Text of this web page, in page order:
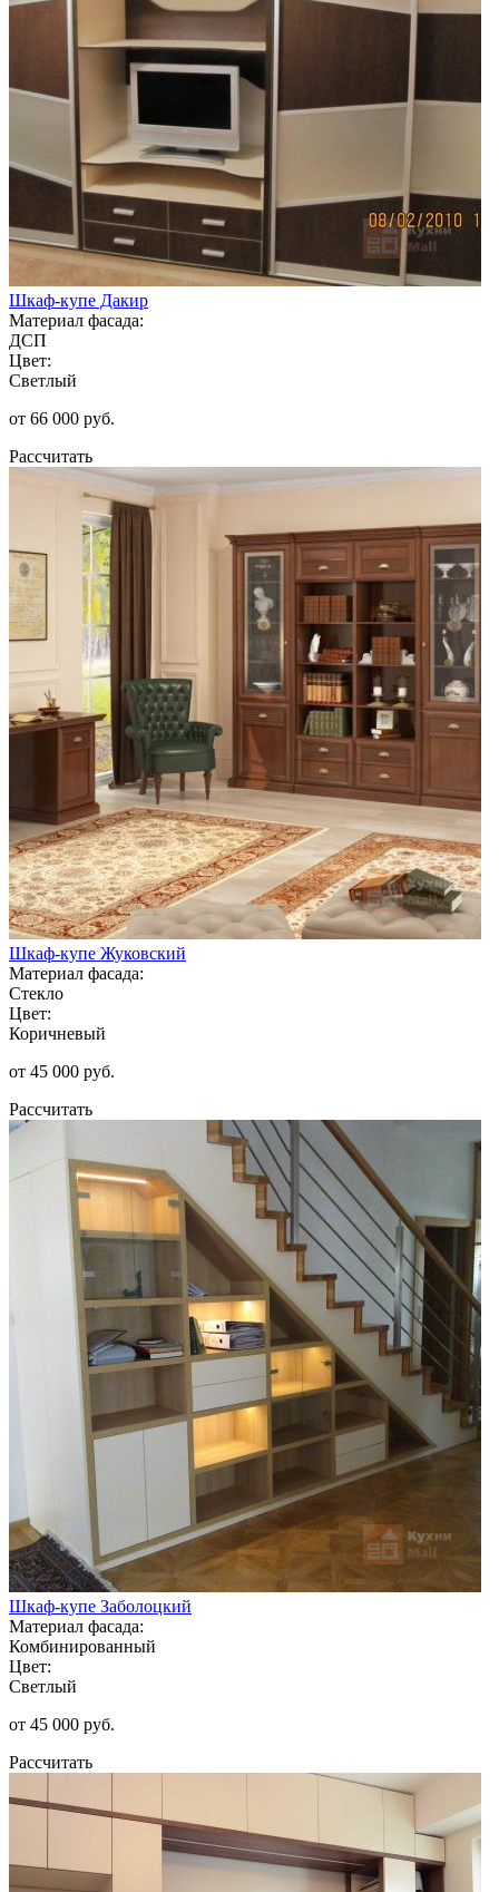
Шкаф-купе Дакир
Материал фасада:
ДСП
Цвет:
Светлый
от 66 000 руб.
Рассчитать
Шкаф-купе Жуковский
Материал фасада:
Стекло
Цвет:
Коричневый
от 45 000 руб.
Рассчитать
Шкаф-купе Заболоцкий
Материал фасада:
Комбинированный
Цвет:
Светлый
от 45 000 руб.
Рассчитать